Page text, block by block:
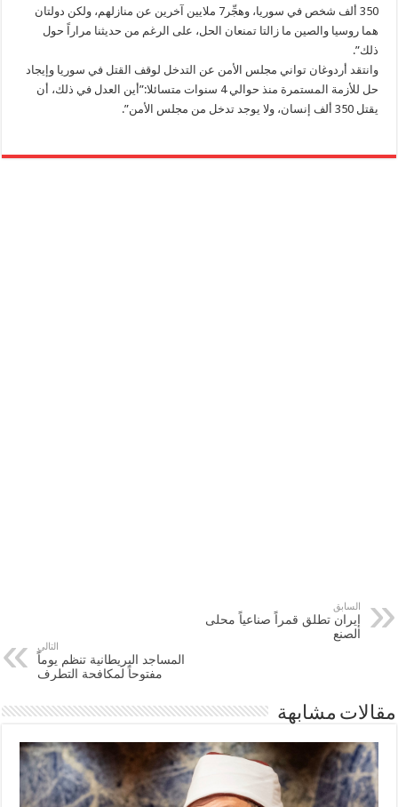
350 ألف شخص في سوريا، وهجِّر7 ملايين آخرين عن منازلهم، ولكن دولتان
هما روسيا والصين ما زالتا تمنعان الحل، على الرغم من حديثنا مراراً حول
ذلك”.
وانتقد أردوغان تواني مجلس الأمن عن التدخل لوقف القتل في سوريا وإيجاد
حل للأزمة المستمرة منذ حوالي 4 سنوات متسائلا:”أين العدل في ذلك، أن
يقتل 350 ألف إنسان، ولا يوجد تدخل من مجلس الأمن”.
السابق
‫‏إيران‬ تطلق قمراً صناعياً محلى
الصنع
التالي
المساجد البريطانية تنظم يوماً
مفتوحاً لمكافحة التطرف
مقالات مشابهة